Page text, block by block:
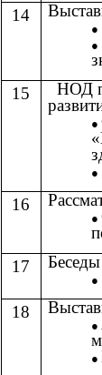
14
15
НОД
16
17
Беседы
18